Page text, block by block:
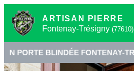
ARTISAN PIERRE
Fontenay-Trésigny (77610)
FONTENAY-TRÉSIGNY